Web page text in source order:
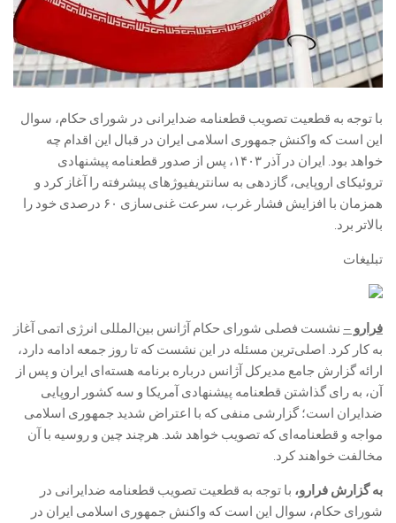
با توجه به قطعیت تصویب قطعنامه ضدایرانی در شورای حکام، سوال
این است که واکنش جمهوری اسلامی ایران در قبال این اقدام چه
خواهد بود. ایران در آذر ۱۴۰۳، پس از صدور قطعنامه پیشنهادی
تروئیکای اروپایی، گازدهی به سانتریفیوژهای پیشرفته را آغاز کرد و
همزمان با افزایش فشار غرب، سرعت غنی‌سازی ۶۰ درصدی خود را
بالاتر برد.
تبلیغات
فرارو – نشست فصلی شورای حکام آژانس بین‌المللی انرژی اتمی آغاز
به کار کرد. اصلی‌ترین مسئله در این نشست که تا روز جمعه ادامه دارد،
ارائه گزارش جامع مدیرکل آژانس درباره برنامه هسته‌ای ایران و پس از
آن، به رای گذاشتن قطعنامه پیشنهادی آمریکا و سه کشور اروپایی
ضدایران است؛ گزارشی منفی که با اعتراض شدید جمهوری اسلامی
مواجه و قطعنامه‌ای که تصویب خواهد شد. هرچند چین و روسیه با آن
مخالفت خواهند کرد.
به گزارش فرارو، با توجه به قطعیت تصویب قطعنامه ضدایرانی در
شورای حکام، سوال این است که واکنش جمهوری اسلامی ایران در